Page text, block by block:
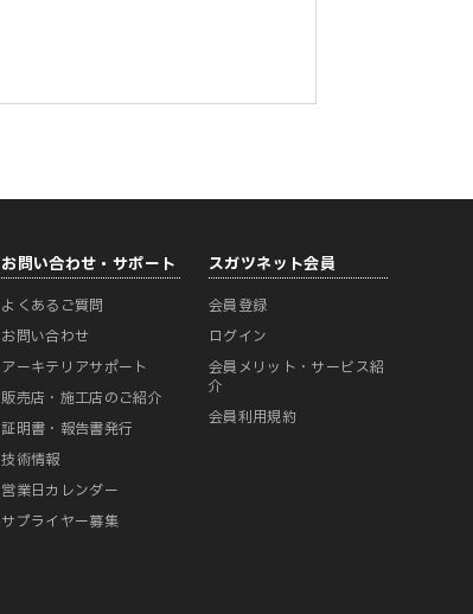
お問い合わせ・サポート
よくあるご質問
お問い合わせ
アーキテリアサポート
販売店・施工店のご紹介
証明書・報告書発行
技術情報
営業日カレンダー
サプライヤー募集
スガツネット会員
会員登録
ログイン
会員メリット・サービス紹
介
会員利用規約